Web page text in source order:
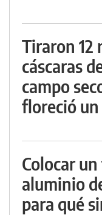
Tiraron 12
cáscaras
campo
floreció
Colocar
aluminio
para qué